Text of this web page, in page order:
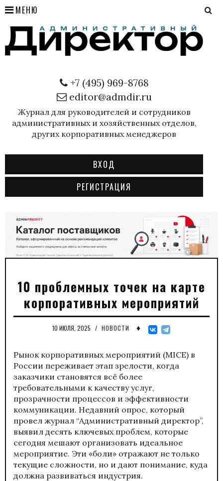
МЕНЮ
+7 (495) 969-8768
editor@admdir.ru
Журнал для руководителей и сотрудников
административных и хозяйственных отделов,
других корпоративных менеджеров
ВХОД
РЕГИСТРАЦИЯ
10 проблемных точек на карте
корпоративных мероприятий
10 ИЮЛЯ, 2025 / НОВОСТИ ♦
Рынок корпоративных мероприятий (MICE) в
России переживает этап зрелости, когда
заказчики становятся всё более
требовательными к качеству услуг,
прозрачности процессов и эффективности
коммуникации. Недавний опрос, который
провел журнал “Административный директор”,
выявил десять ключевых проблем, которые
сегодня мешают организовать идеальное
мероприятие. Эти «боли» отражают не только
текущие сложности, но и дают понимание, куда
должна развиваться индустрия.